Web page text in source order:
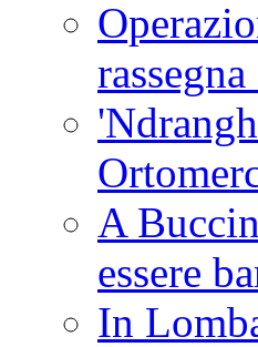
A
essere
In